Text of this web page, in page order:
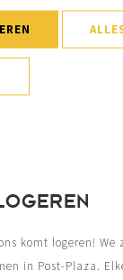
komt logeren! We
in Post-Plaza.